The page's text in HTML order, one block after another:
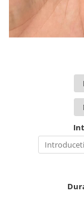
Religioase
Alte obiecte
Aranjamente
Lumanari pentru
Propsuri si
Accesorii nunta